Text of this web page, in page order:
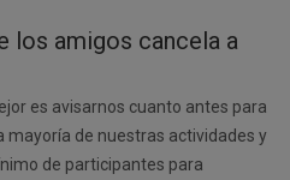
los amigos cancela a
es avisarnos cuanto antes para
mayoría de nuestras actividades y
de participantes para